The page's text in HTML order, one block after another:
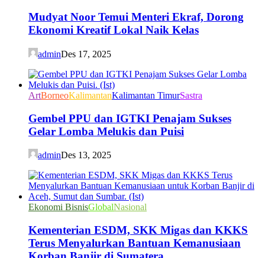
Mudyat Noor Temui Menteri Ekraf, Dorong
Ekonomi Kreatif Lokal Naik Kelas
adminDes 17, 2025
ArtBorneoKalimantanKalimantan TimurSastra
Gembel PPU dan IGTKI Penajam Sukses
Gelar Lomba Melukis dan Puisi
adminDes 13, 2025
Ekonomi BisnisGlobalNasional
Kementerian ESDM, SKK Migas dan KKKS
Terus Menyalurkan Bantuan Kemanusiaan